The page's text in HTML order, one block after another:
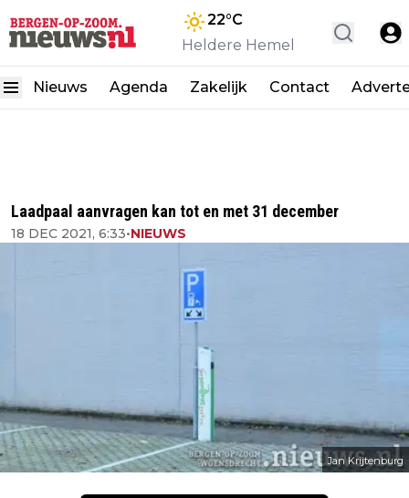
22°C
Heldere Hemel
Nieuws Agenda Zakelijk Contact
Laadpaal aanvragen kan tot en met 31 december
18 DEC 2021, 6:33•NIEUWS
Jan Krijtenburg